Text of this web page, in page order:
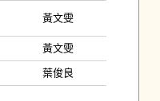
黃文雯
黃文雯
葉俊良